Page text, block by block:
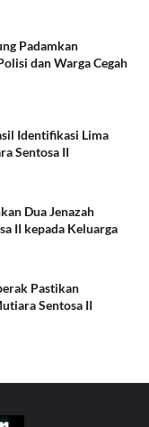
Padamkan
dan Warga Cegah
Identifikasi Lima
Sentosa II
Dua Jenazah
II kepada Keluarga
Pastikan
Sentosa II